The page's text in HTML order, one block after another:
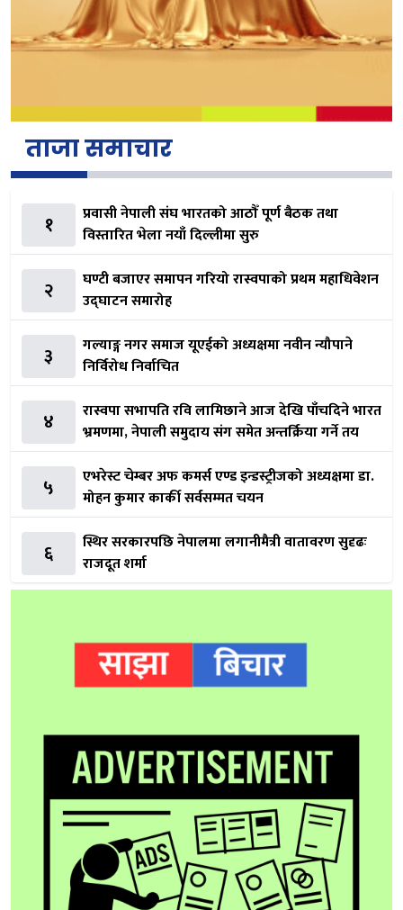
ताजा समाचार
१
प्रवासी नेपाली संघ भारतको आठौँ पूर्ण बैठक तथा
विस्तारित भेला नयाँ दिल्लीमा सुरु
२
घण्टी बजाएर समापन गरियो रास्वपाको प्रथम महाधिवेशन
उद्घाटन समारोह
३
गल्याङ्ग नगर समाज यूएईको अध्यक्षमा नवीन न्यौपाने
निर्विरोध निर्वाचित
४
रास्वपा सभापति रवि लामिछाने आज देखि पाँचदिने भारत
भ्रमणमा, नेपाली समुदाय संग समेत अन्तर्क्रिया गर्ने तय
५
एभरेस्ट चेम्बर अफ कमर्स एण्ड इन्डस्ट्रीजको अध्यक्षमा डा.
मोहन कुमार कार्की सर्वसम्मत चयन
६
स्थिर सरकारपछि नेपालमा लगानीमैत्री वातावरण सुदृढः
राजदूत शर्मा